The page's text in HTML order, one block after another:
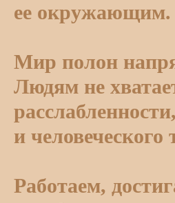
ее окружающим.
Мир полон
Людям не
и человеческого
Работаем,